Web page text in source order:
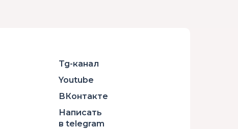
Tg-канал
Youtube
ВКонтакте
Написать
в telegram